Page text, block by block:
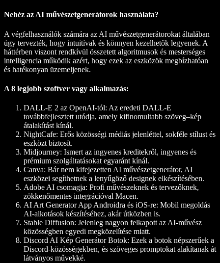
Nehéz az AI művészetgenerátorok használata?
A végfelhasználók számára az AI művészetgenerátorokat általában
úgy tervezték, hogy intuitívak és könnyen kezelhetők legyenek. A
háttérben viszont rendkívül összetett algoritmusok és mesterséges
intelligencia működik azért, hogy ezek az eszközök megbízhatóan
és hatékonyan üzemeljenek.
A 8 legjobb szoftver vagy alkalmazás:
DALL-E 2 az OpenAI-tól: Az eredeti DALL-E
továbbfejlesztett utódja, amely kifinomultabb szöveg–kép
átalakítást kínál.
NightCafe: Erős közösségi médiás jelenléttel, sokféle stílust és
eszközt biztosít.
Midjourney: Ismert az ingyenes kreditekről, ingyenes és
prémium szolgáltatásokat egyaránt kínál.
Canva: Bár nem kifejezetten AI művészetgenerátor, AI
eszközei segíthetnek a lenyűgöző designek elkészítésében.
Adobe AI csomagja: Profi művészeknek és tervezőknek,
zökkenőmentes integrációval Macen.
AI Art Generator App Androidra és iOS-re: Mobil megoldás
AI-alkotások készítéséhez, akár útközben is.
Stable Diffusion: Jelenleg nagyon felkapott az AI-művész
közösségben egyedi megközelítése miatt.
Discord AI Kép Generátor Botok: Ezek a botok népszerűek a
Discord-közösségekben, és szöveges promptokat alakítanak át
látványos művekké.